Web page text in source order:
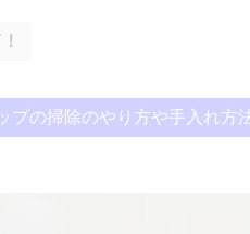
プの掃除のやり方や手入れ方